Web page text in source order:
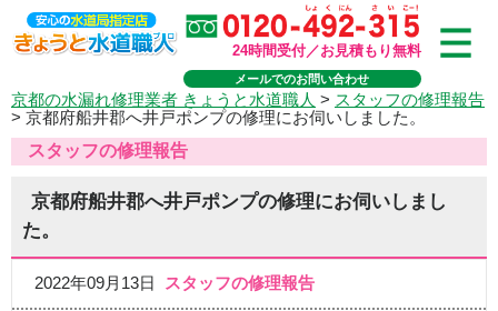
24時間受付／お見積もり無料
メールでのお問い合わせ
京都の水漏れ修理業者 きょうと水道職人 > スタッフの修理報告
> 京都府船井郡へ井戸ポンプの修理にお伺いしました。
スタッフの修理報告
京都府船井郡へ井戸ポンプの修理にお伺いしまし
た。
2022年09月13日 スタッフの修理報告